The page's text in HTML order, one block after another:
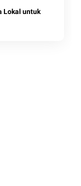
Lokal untuk